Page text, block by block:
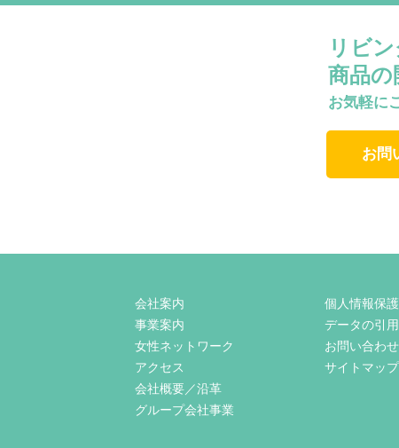
リビ
商品の
お気軽に
お問
会社案内
事業案内
女性ネットワーク
アクセス
会社概要／沿革
グループ会社事業
個人情報保
データの引
お問い合わ
サイトマップ